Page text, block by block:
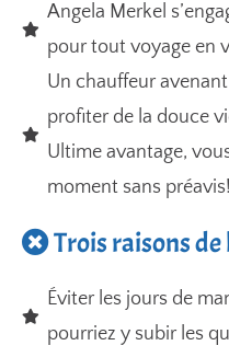
Angela Merkel
pour tout voyage en
Un chauffeur
profiter de la douce
Ultime avantage,
moment sans préavis!
Trois raisons
Éviter les jours de
pourriez y subir les